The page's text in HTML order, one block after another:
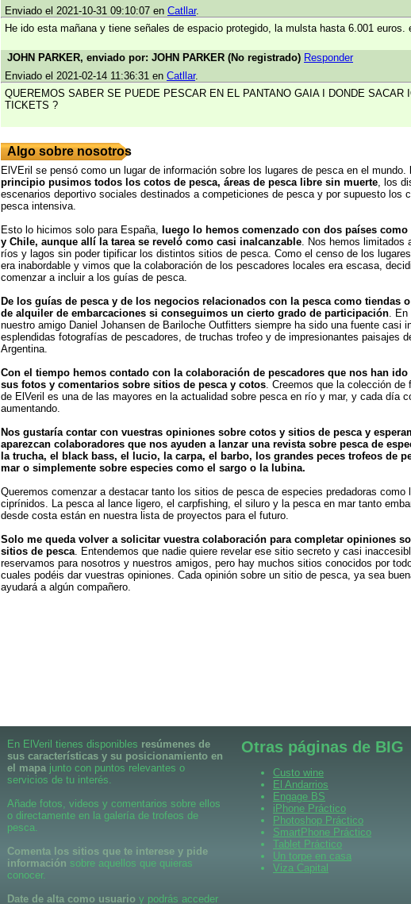
Enviado el 2021-10-31 09:10:07 en Catllar.
He ido esta mañana y tiene señales de espacio protegido, la mulsta hasta 6.001 euros.
JOHN PARKER, enviado por: JOHN PARKER (No registrado) Responder
Enviado el 2021-02-14 11:36:31 en Catllar.
QUEREMOS SABER SE PUEDE PESCAR EN EL PANTANO GAIA I DONDE SACAR
TICKETS ?
Algo sobre nosotros
ElVEril se pensó como un lugar de información sobre los lugares de pesca en el mundo.
principio pusimos todos los cotos de pesca, áreas de pesca libre sin muerte, los
escenarios deportivo sociales destinados a competiciones de pesca y por supuesto los
pesca intensiva.
Esto lo hicimos solo para España, luego lo hemos comenzado con dos países como
y Chile, aunque allí la tarea se reveló como casi inalcanzable. Nos hemos limitados
ríos y lagos sin poder tipificar los distintos sitios de pesca. Como el censo de los
era inabordable y vimos que la colaboración de los pescadores locales era escasa,
comenzar a incluir a los guías de pesca.
De los guías de pesca y de los negocios relacionados con la pesca como tiendas
de alquiler de embarcaciones si conseguimos un cierto grado de participación. En
nuestro amigo Daniel Johansen de Bariloche Outfitters siempre ha sido una fuente casi
esplendidas fotografías de pescadores, de truchas trofeo y de impresionantes paisajes
Argentina.
Con el tiempo hemos contado con la colaboración de pescadores que nos han ido
sus fotos y comentarios sobre sitios de pesca y cotos. Creemos que la colección de
de ElVeril es una de las mayores en la actualidad sobre pesca en río y mar, y cada día
aumentando.
Nos gustaría contar con vuestras opiniones sobre cotos y sitios de pesca y
aparezcan colaboradores que nos ayuden a lanzar una revista sobre pesca de
la trucha, el black bass, el lucio, la carpa, el barbo, los grandes peces trofeos de
mar o simplemente sobre especies como el sargo o la lubina.
Queremos comenzar a destacar tanto los sitios de pesca de especies predadoras como
ciprínidos. La pesca al lance ligero, el carpfishing, el siluro y la pesca en mar tanto
desde costa están en nuestra lista de proyectos para el futuro.
Solo me queda volver a solicitar vuestra colaboración para completar opiniones
sitios de pesca. Entendemos que nadie quiere revelar ese sitio secreto y casi
reservamos para nosotros y nuestros amigos, pero hay muchos sitios conocidos por
cuales podéis dar vuestras opiniones. Cada opinión sobre un sitio de pesca, ya sea
ayudará a algún compañero.
En ElVeril tienes disponibles resúmenes de
sus características y su posicionamiento en
el mapa junto con puntos relevantes o
servicios de tu interés.
Añade fotos, videos y comentarios sobre ellos
o directamente en la galería de trofeos de
pesca.
Comenta los sitios que te interese y pide
información sobre aquellos que quieras
conocer.
Date de alta como usuario y podrás acceder
Otras páginas de BIG
Custo wine
El Andarrios
Engage BS
iPhone Práctico
Photoshop Práctico
SmartPhone Práctico
Tablet Práctico
Un torpe en casa
Viza Capital